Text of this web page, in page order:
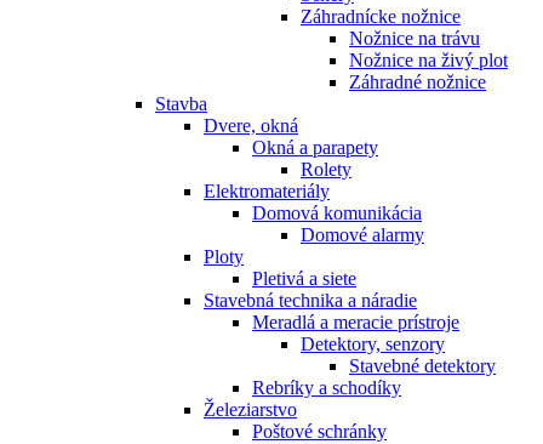
Záhradnícke nožnice
Nožnice na trávu
Nožnice na živý plot
Záhradné nožnice
Stavba
Dvere, okná
Okná a parapety
Rolety
Elektromateriály
Domová komunikácia
Domové alarmy
Ploty
Pletivá a siete
Stavebná technika a náradie
Meradlá a meracie prístroje
Detektory, senzory
Stavebné detektory
Rebríky a schodíky
Železiarstvo
Poštové schránky